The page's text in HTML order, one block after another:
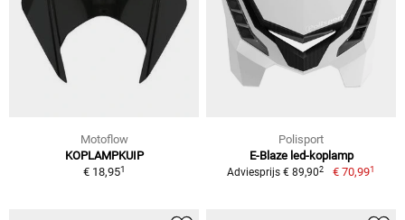
Motoflow
KOPLAMPKUIP
€ 18,951
Polisport
E-Blaze led-koplamp
Adviesprijs € 89,902 € 70,991